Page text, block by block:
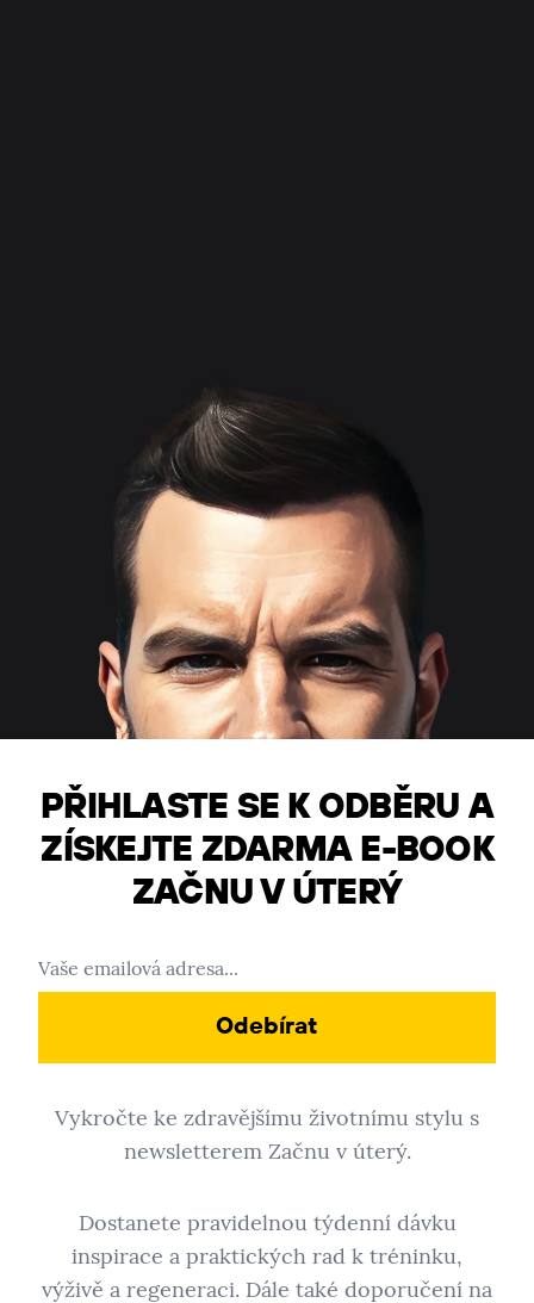
PŘIHLASTE SE K ODBĚRU A
ZÍSKEJTE ZDARMA E-BOOK
ZAČNU V ÚTERÝ
Odebírat
Vykročte ke zdravějšímu životnímu stylu s
newsletterem Začnu v úterý.
Dostanete pravidelnou týdenní dávku
inspirace a praktických rad k tréninku,
výživě a regeneraci. Dále také doporučení na